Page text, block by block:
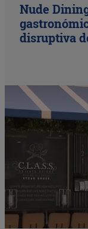
Nude
disruptiva